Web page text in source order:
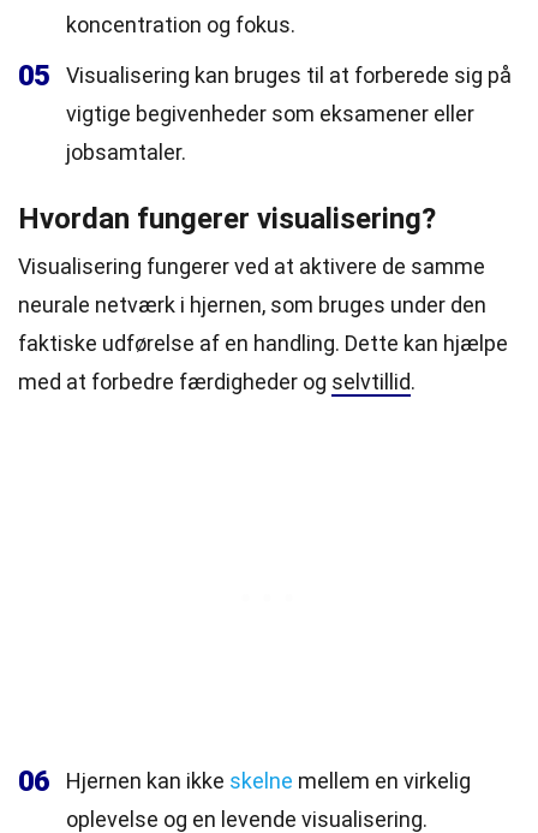
koncentration og fokus.
05
Visualisering kan bruges til at forberede sig på
vigtige begivenheder som eksamener eller
jobsamtaler.
Hvordan fungerer visualisering?
Visualisering fungerer ved at aktivere de samme
neurale netværk i hjernen, som bruges under den
faktiske udførelse af en handling. Dette kan hjælpe
med at forbedre færdigheder og selvtillid.
06 Hjernen kan ikke skelne mellem en virkelig
oplevelse og en levende visualisering.